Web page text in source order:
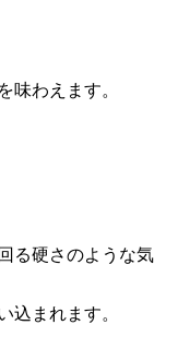
味わえます。
る硬さのような気
込まれます。